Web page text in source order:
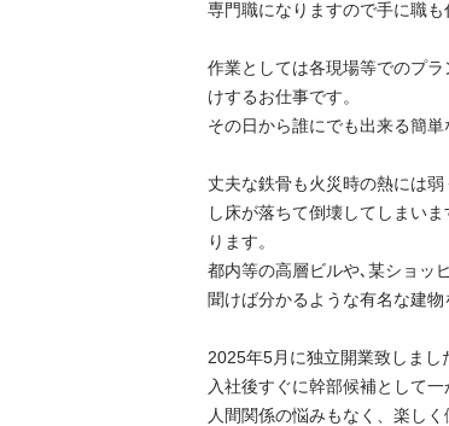
専門職になりますので手に職も
作業としては各現場等でのプ
けするお仕事です。
その日から誰にでも出来る簡単
丈夫な鉄骨も火災時の熱には
し床が落ちて倒壊してしまい
ります。
都内等の高層ビルや､某ショッ
聞けば分かるような有名な建物
2025年5月に独立開業致しまし
入社後すぐに幹部候補として一
人間関係の悩みもなく、楽しく